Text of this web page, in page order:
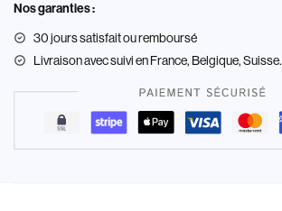
Nos garanties :
30 jours satisfait ou remboursé
Livraisonavec suivi en France, Belgique, Suisse.